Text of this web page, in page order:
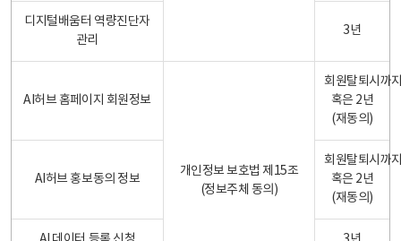
디지털배움터 역량진단자
관리
3년
AI허브 홈페이지 회원정보
개인정보 보호법 제15조
(정보주체 동의)
회원탈퇴시까
혹은 2년
(재동의)
AI허브 홍보동의 정보
회원탈퇴시까
혹은 2년
(재동의)